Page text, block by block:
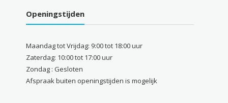
Openingstijden
Maandag tot Vrijdag: 9:00 tot 18:00 uur
Zaterdag: 10:00 tot 17:00 uur
Zondag : Gesloten
Afspraak buiten openingstijden is mogelijk